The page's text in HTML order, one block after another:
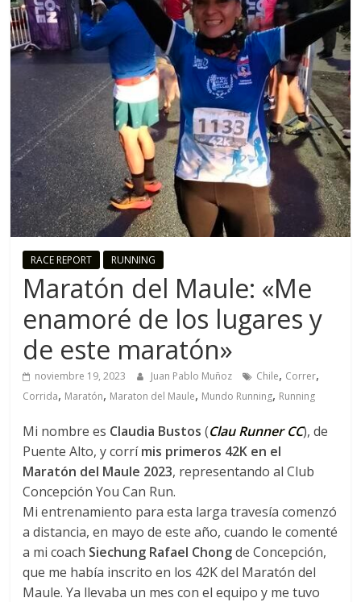
o
R
u
n
n
i
n
g
RACE REPORT RUNNING
Maratón del Maule: «Me
enamoré de los lugares y
de este maratón»
noviembre 19, 2023 Juan Pablo Muñoz Chile, Correr,
Corrida, Maratón, Maraton del Maule, Mundo Running, Running
Mi nombre es Claudia Bustos (Clau Runner CC), de
Puente Alto, y corrímis primeros 42K en el
Maratón del Maule 2023, representando al Club
Concepción You Can Run.
Mi entrenamiento para esta larga travesía comenzó
a distancia, en mayo de este año, cuando le comenté
a mi coach Siechung Rafael Chongde Concepción,
que me había inscrito en los 42K del Maratón del
Maule. Ya llevaba un mes con el equipo y me tuvo